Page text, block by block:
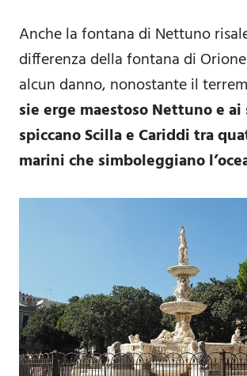
Anche la fontana di Nettuno
differenza della fontana di
alcun danno, nonostante il
sie erge maestoso Nettuno e
spiccano Scilla e Cariddi tra
marini che simboleggiano